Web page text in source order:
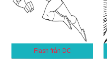
Flash från DC